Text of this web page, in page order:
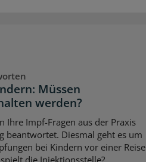
Müssen
werden?
Ihre Impf-Fragen aus der Praxis
beantwortet. Diesmal geht es um
bei Kindern vor einer Reise
die Injektionsstelle?